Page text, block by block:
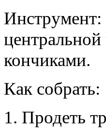
Инструмент
кончиками.
Как собрать:
1. Продеть